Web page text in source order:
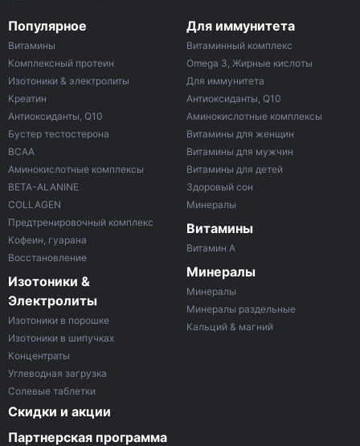
Популярное
Витамины
Комплексный протеин
Изотоники & электролиты
Креатин
Антиоксиданты, Q10
Бустер тестостерона
ВСАА
Аминокислотные комплексы
BETA-ALANINE
COLLAGEN
Предтренировочный комплекс
Кофеин, гуарана
Восстановление
Изотоники &
Электролиты
Изотоники в порошке
Изотоники в шипучках
Концентраты
Углеводная загрузка
Солевые таблетки
Для иммунитета
Витаминный комплекс
Omega 3, Жирные кислоты
Для иммунитета
Антиоксиданты, Q10
Аминокислотные комплексы
Витамины для женщин
Витамины для мужчин
Витамины для детей
Здоровый сон
Минералы
Витамины
Витамин A
Минералы
Минералы
Минералы раздельные
Кальций & магний
Скидки и акции
Партнерская программа